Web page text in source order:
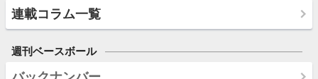
連載コラム一覧
週刊ベースボール